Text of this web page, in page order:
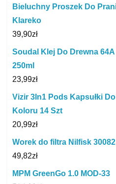
Bieluchny Proszek Do
Klareko
39,90zł
Soudal Klej Do Drewna
250ml
23,99zł
Vizir 3In1 Pods Kapsułki
Koloru 14 Szt
20,99zł
Worek do filtra Nilfisk 30082
49,82zł
MPM GreenGo 1.0 MOD-33